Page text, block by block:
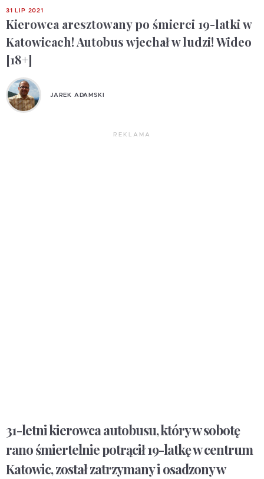
31 LIP 2021
Kierowca aresztowany po śmierci 19-latki w
Katowicach! Autobus wjechał w ludzi! Wideo
[18+]
JAREK ADAMSKI
REKLAMA
31-letni kierowca autobusu, który w sobotę
rano śmiertelnie potrącił 19-latkę w centrum
Katowic, został zatrzymany i osadzony w